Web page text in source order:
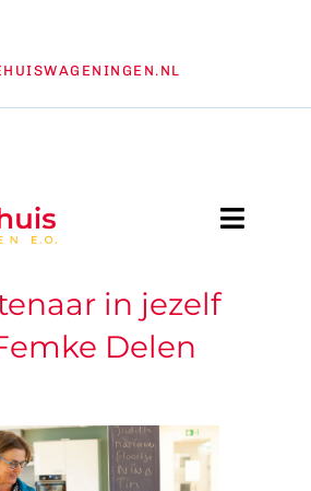
Toggle
in jezelf
Delen